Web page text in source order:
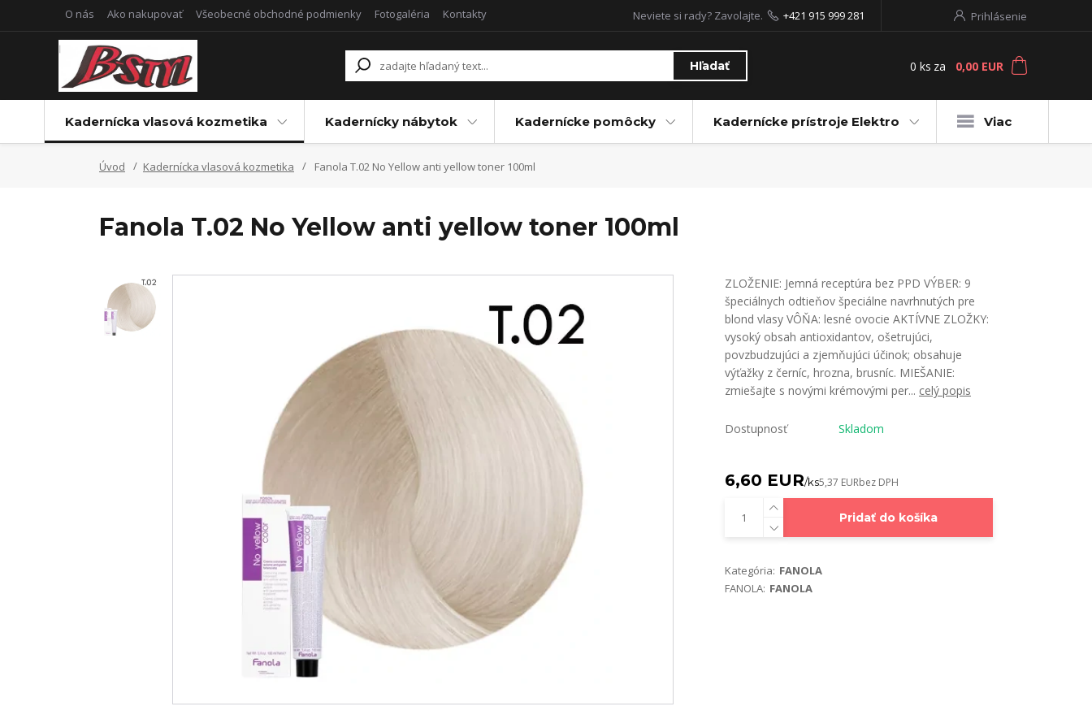
O nás Ako nakupovať Všeobecné obchodné podmienky Fotogaléria Kontakty Prihlásenie
Hľadať
Neviete si rady? Zavolajte. +421 915 999 281
0 ks za 0,00 EUR
Kadernícka vlasová kozmetika Kadernícky nábytok Kadernícke pomôcky Kadernícke prístroje Elektro Viac
Úvod Kadernícka vlasová kozmetika Fanola T.02 No Yellow anti yellow toner 100ml
Fanola T.02 No Yellow anti yellow toner 100ml
ZLOŽENIE: Jemná receptúra ​​bez PPD VÝBER: 9
špeciálnych odtieňov špeciálne navrhnutých pre
blond vlasy VÔŇA: lesné ovocie AKTÍVNE ZLOŽKY:
vysoký obsah antioxidantov, ošetrujúci,
povzbudzujúci a zjemňujúci účinok; obsahuje
výťažky z černíc, hrozna, brusníc. MIEŠANIE:
zmiešajte s novými krémovými per... celý popis
Dostupnosť Skladom
6,60 EUR/ks5,37 EURbez DPH
Pridať do košíka
Kategória: FANOLA
FANOLA: FANOLA